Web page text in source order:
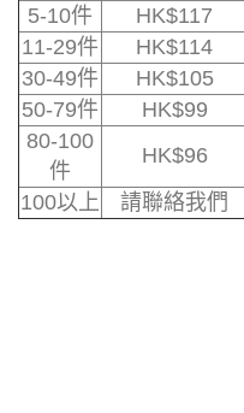
5-10件
HK$117
11-29件
HK$114
30-49件
HK$105
50-79件
HK$99
80-100
件
HK$96
100以上
請聯絡我們